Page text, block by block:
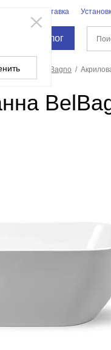
Доставка
Каталог
ванны BelBagno